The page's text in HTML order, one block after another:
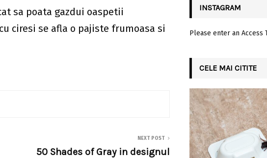
sa poata gazdui oaspetii
ciresi se afla o pajiste frumoasa si
NEXT POST
50 Shades of Gray in designul
INSTAGRAM
Please enter an Access
CELE MAI CITITE